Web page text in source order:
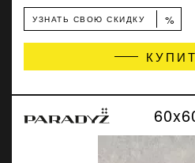
УЗНАТЬ СВОЮ СКИДКУ %